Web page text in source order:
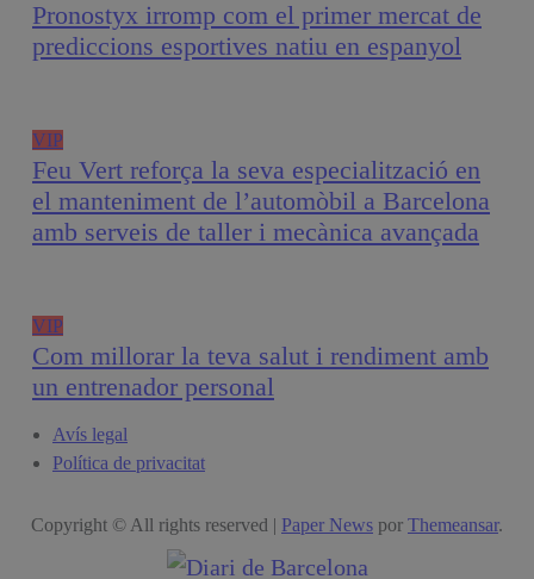
Pronostyx irromp com el primer mercat de
prediccions esportives natiu en espanyol
VIP
Feu Vert reforça la seva especialització en
el manteniment de l’automòbil a Barcelona
amb serveis de taller i mecànica avançada
VIP
Com millorar la teva salut i rendiment amb
un entrenador personal
Avís legal
Política de privacitat
Copyright © All rights reserved | Paper News por Themeansar.